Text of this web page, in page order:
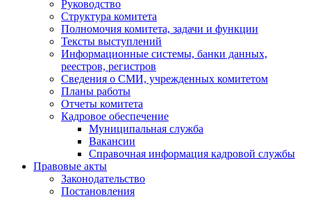
Руководство
Структура комитета
Полномочия комитета, задачи и функции
Тексты выступлений
Информационные системы, банки данных,
реестров, регистров
Сведения о СМИ, учрежденных комитетом
Планы работы
Отчеты комитета
Кадровое обеспечение
Муниципальная служба
Вакансии
Справочная информация кадровой службы
Правовые акты
Законодательство
Постановления